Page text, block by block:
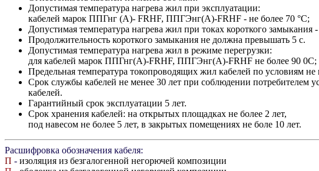
Допустимая температура нагрева жил при эксплуатации:
кабелей марок ППГнг (А)- FRHF, ППГЭнг(А)-FRHF - не более 70 °С;
Допустимая температура нагрева жил при токах короткого замыкания
Продолжительность короткого замыкания не должна превышать 5 с.
Допустимая температура нагрева жил в режиме перегрузки:
для кабелей марок ППГнг(А)-FRHF, ППГЭнг(А)-FRHF не более 90 0С;
Предельная температура токопроводящиx жил кабелей по условиям
Срок службы кабелей не менее 30 лет при соблюдении потребителем
кабелей.
Гарантийный срок эксплуатации 5 лет.
Срок хранения кабелей: на открытых площадках не более 2 лет,
под навесом не более 5 лет, в закрытых помещениях не боле 10 лет.
Расшифровка обозначения кабеля:
П - изоляция из безгалогенной негорючей композиции